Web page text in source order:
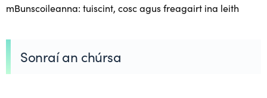
mBunscoileanna: tuiscint, cosc agus freagairt ina leith
Sonraí an chúrsa